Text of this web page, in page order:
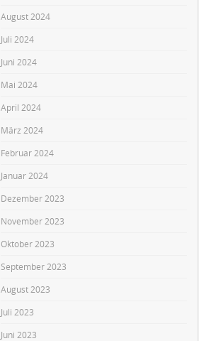
August 2024
Juli 2024
Juni 2024
Mai 2024
April 2024
März 2024
Februar 2024
Januar 2024
Dezember 2023
November 2023
Oktober 2023
September 2023
August 2023
Juli 2023
Juni 2023